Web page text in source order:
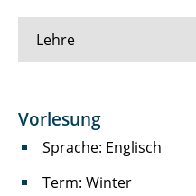
Lehre
(IT4Good)
Vorlesung
Sprache: Englisch
Term: Winter